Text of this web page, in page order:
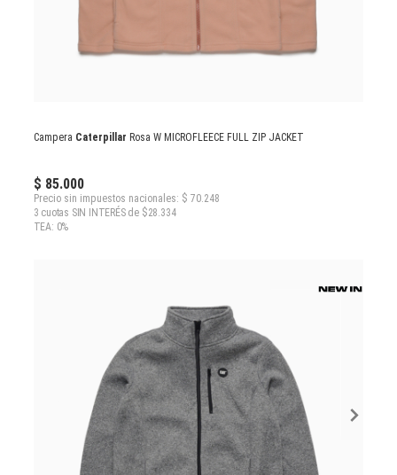
Campera Caterpillar Rosa W MICROFLEECE FULL ZIP JACKET
$ 85.000
Precio sin impuestos nacionales: $ 70.248
3 cuotas SIN INTERÉS de $28.334
TEA: 0%